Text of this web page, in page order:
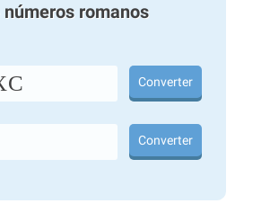
números romanos
Converter
Converter